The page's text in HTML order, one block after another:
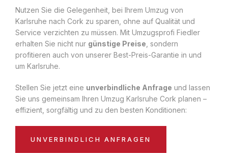
Nutzen Sie die Gelegenheit, bei Ihrem Umzug von
Karlsruhe nach Cork zu sparen, ohne auf Qualität und
Service verzichten zu müssen. Mit Umzugsprofi Fiedler
erhalten Sie nicht nur günstige Preise , sondern
profitieren auch von unserer Best-Preis-Garantie in und
um Karlsruhe.
Stellen Sie jetzt eine unverbindliche Anfrage und lassen
Sie uns gemeinsam Ihren Umzug Karlsruhe Cork planen –
effizient, sorgfältig und zu den besten Konditionen:
UNVERBINDLICH ANFRAGEN